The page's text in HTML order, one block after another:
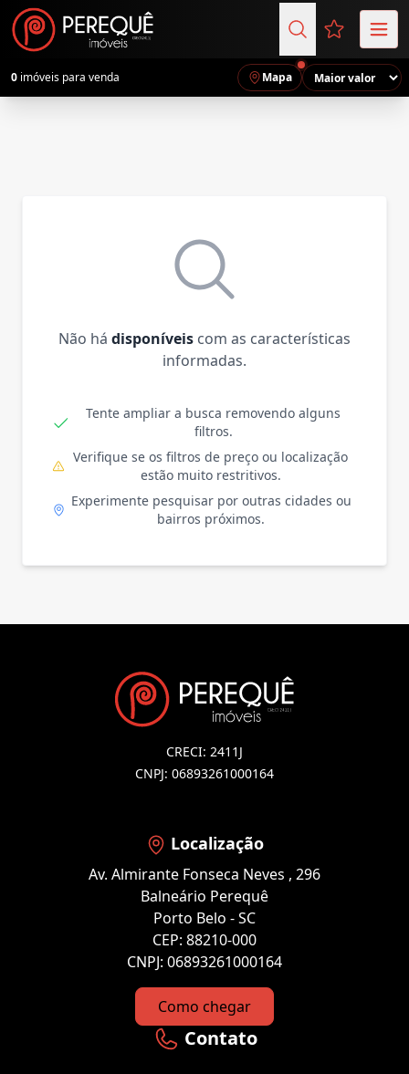
Favoritos
0 imóveis para venda Mapa
Não há disponíveis com as características
informadas.
Tente ampliar a busca removendo alguns
filtros.
Verifique se os filtros de preço ou localização
estão muito restritivos.
Experimente pesquisar por outras cidades ou
bairros próximos.
CRECI: 2411J
CNPJ: 06893261000164
Localização
Av. Almirante Fonseca Neves , 296
Balneário Perequê
Porto Belo - SC
CEP: 88210-000
CNPJ: 06893261000164
Como chegar
Contato